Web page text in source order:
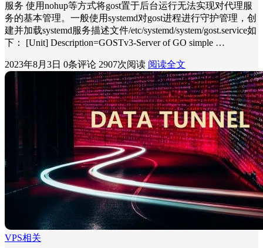
服务 使用nohup等方式将gost置于后台运行无法实现对代理服
务的基本管理。一般使用systemd对gost进程进行守护管理，创
建并加载systemd服务描述文件/etc/systemd/system/gost.service如
下： [Unit] Description=GOSTv3-Server of GO simple …
2023年8月3日 0条评论 2907次阅读 阅读全文
VPS相关